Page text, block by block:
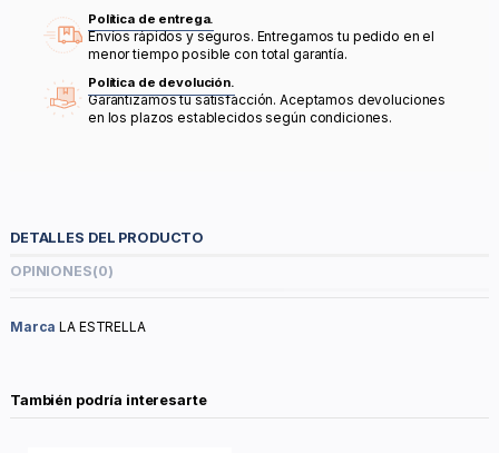
Política de entrega.
Envíos rápidos y seguros. Entregamos tu pedido en el
menor tiempo posible con total garantía.
Política de devolución.
Garantizamos tu satisfacción. Aceptamos devoluciones
en los plazos establecidos según condiciones.
DETALLES DEL PRODUCTO
OPINIONES(0)
Marca LA ESTRELLA
También podría interesarte